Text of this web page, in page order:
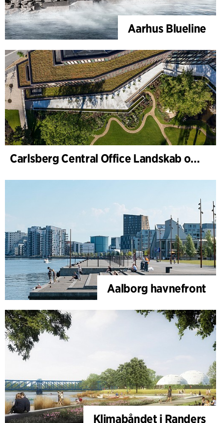
Aarhus Blueline
Carlsberg Central Office Landskab og renovering af Carl Jacobsens Hage
Aalborg havnefront
Klimabåndet i Randers